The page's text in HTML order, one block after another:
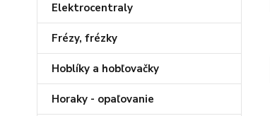
Elektrocentraly
Frézy, frézky
Hoblíky a hobľovačky
Horaky - opaľovanie